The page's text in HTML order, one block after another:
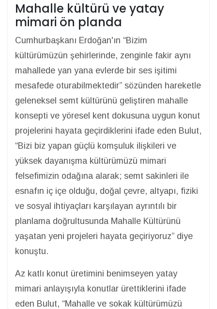
Mahalle kültürü ve yatay
mimari ön planda
Cumhurbaşkanı Erdoğan'ın “Bizim
kültürümüzün şehirlerinde, zenginle fakir aynı
mahallede yan yana evlerde bir ses işitimi
mesafede oturabilmektedir” sözünden hareketle
geleneksel semt kültürünü geliştiren mahalle
konsepti ve yöresel kent dokusuna uygun konut
projelerini hayata geçirdiklerini ifade eden Bulut,
“Bizi biz yapan güçlü komşuluk ilişkileri ve
yüksek dayanışma kültürümüzü mimari
felsefimizin odağına alarak; semt sakinleri ile
esnafın iç içe olduğu, doğal çevre, altyapı, fiziki
ve sosyal ihtiyaçları karşılayan ayrıntılı bir
planlama doğrultusunda Mahalle Kültürünü
yaşatan yeni projeleri hayata geçiriyoruz” diye
konuştu.
Az katlı konut üretimini benimseyen yatay
mimari anlayışıyla konutlar ürettiklerini ifade
eden Bulut, “Mahalle ve sokak kültürümüzü